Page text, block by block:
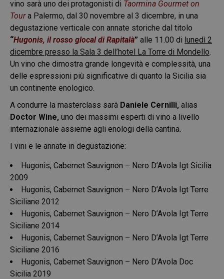
vino sarà uno dei protagonisti di Taormina Gourmet on
Toura Palermo, dal 30 novembre al 3 dicembre, in una
degustazione verticale con annate storiche dal titolo
“Hugonis, il rosso glocal di Rapitalà” alle 11.00 di lunedì 2
dicembre presso la Sala 3 dell’hotel La Torre di Mondello.
Un vino che dimostra grande longevità e complessità, una
delle espressioni più significative di quanto la Sicilia sia
un continente enologico.
A condurre la masterclass sarà Daniele Cernilli, alias
Doctor Wine, uno dei massimi esperti di vino a livello
internazionale assieme agli enologi della cantina.
I vini e le annate in degustazione:
Hugonis, Cabernet Sauvignon – Nero D’Avola Igt Sicilia
2009
Hugonis, Cabernet Sauvignon – Nero D’Avola Igt Terre
Siciliane 2012
Hugonis, Cabernet Sauvignon – Nero D’Avola Igt Terre
Siciliane 2014
Hugonis, Cabernet Sauvignon – Nero D’Avola Igt Terre
Siciliane 2016
Hugonis, Cabernet Sauvignon – Nero D’Avola Doc
Sicilia 2019